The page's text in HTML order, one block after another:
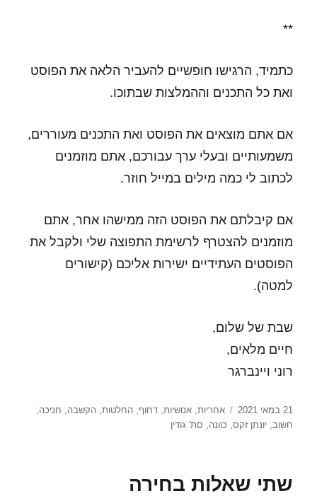
**
כתמיד, הרגישו חופשיים להעביר הלאה את הפוסט
ואת כל התכנים וההמלצות שבתוכו.
אם אתם מוצאים את הפוסט ואת התכנים מעוררים,
משמעותיים ובעלי ערך עבורכם, אתם מוזמנים
לכתוב לי כמה מילים במייל חוזר.
אם קיבלתם את הפוסט הזה ממישהו אחר, אתם
מוזמנים להצטרף לרשימת התפוצה שלי ולקבל את
הפוסטים העתידיים ישירות אליכם (קישורים
למטה).
שבת של שלום,
חיים מלאים,
רוני ויינברגר
פורסם
בתאריך
21 במאי 2021 תגיות
אחריות,אנושיות,דחוף,החלטות,הקשבה, חניכה,
חשוב,יונתן זקס, כוונה, סת' גודין
שתי שאלות בחירה